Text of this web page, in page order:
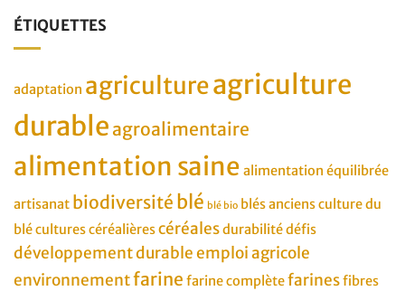
ÉTIQUETTES
adaptation agricultureagriculture
durable agroalimentaire
alimentation saine alimentation équilibrée
artisanat biodiversité blé blé bio blés anciensculture du
blécultures céréalièrescéréalesdurabilitédéfis
développement durableemploi agricole
environnementfarine farine complètefarinesfibres